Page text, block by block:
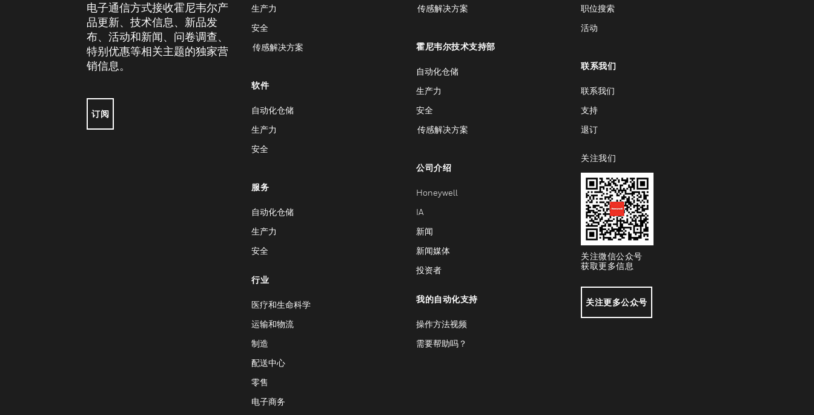
电子通信方式接收霍尼韦尔产
品更新、技术信息、新品发
布、活动和新闻、问卷调查、
特别优惠等相关主题的独家营
销信息。
订阅
生产力
安全
传感解决方案
软件
自动化仓储
生产力
安全
服务
自动化仓储
生产力
安全
行业
医疗和生命科学
运输和物流
制造
配送中心
零售
电子商务
传感解决方案
霍尼韦尔技术支持部
自动化仓储
生产力
安全
传感解决方案
公司介绍
Honeywell
IA
新闻
新闻媒体
投资者
我的自动化支持
操作方法视频
需要帮助吗？
职位搜索
活动
联系我们
联系我们
支持
退订
关注我们
关注微信公众号
获取更多信息
关注更多公众号